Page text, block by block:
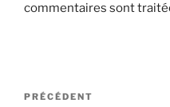
commentaires sont
Navigation
Article
PRÉCÉDENT